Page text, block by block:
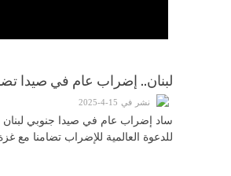
لبنان.. إضراب عام في صيدا
نشر في 15-4-2025
ساد إضراب عام في صيدا جنوبي لبنان
للدعوة العالمية للإضراب تضامنا مع